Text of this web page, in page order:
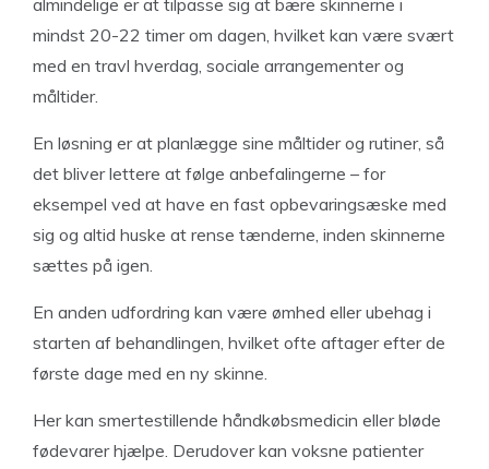
almindelige er at tilpasse sig at bære skinnerne i
mindst 20-22 timer om dagen, hvilket kan være svært
med en travl hverdag, sociale arrangementer og
måltider.
En løsning er at planlægge sine måltider og rutiner, så
det bliver lettere at følge anbefalingerne – for
eksempel ved at have en fast opbevaringsæske med
sig og altid huske at rense tænderne, inden skinnerne
sættes på igen.
En anden udfordring kan være ømhed eller ubehag i
starten af behandlingen, hvilket ofte aftager efter de
første dage med en ny skinne.
Her kan smertestillende håndkøbsmedicin eller bløde
fødevarer hjælpe. Derudover kan voksne patienter